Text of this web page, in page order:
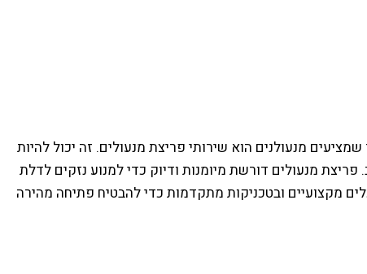
מנעולנים הוא שירותי פריצת מנעולים. זה יכול להיות
מנעולים דורשת מיומנות ודיוק כדי למנוע נזקים לדלת
מקצועיים ובטכניקות מתקדמות כדי להבטיח פתיחה מהירה